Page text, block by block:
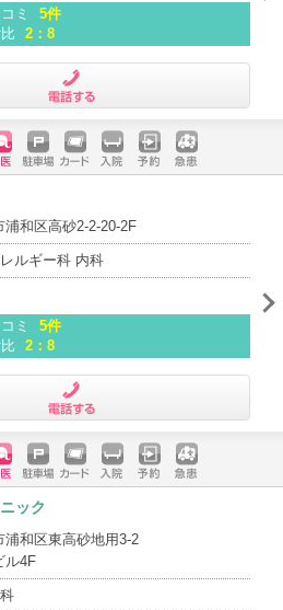
ミ
5件
2：8
駐車場
クレジッ
入院 予約 急患
和区高砂2-2-20-2F
ルギー科 内科
ミ
5件
2：8
駐車場
クレジッ
入院 予約 急患
ック
浦和区東高砂地用3-2
ル4F